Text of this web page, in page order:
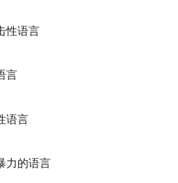
性语言
言
语言
力的语言